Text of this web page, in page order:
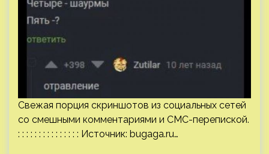
Свежая порция скриншотов из социальных сетей
со смешными комментариями и СМС-перепиской.
: : : : : : : : : : : : : : : Источник: bugaga.ru…